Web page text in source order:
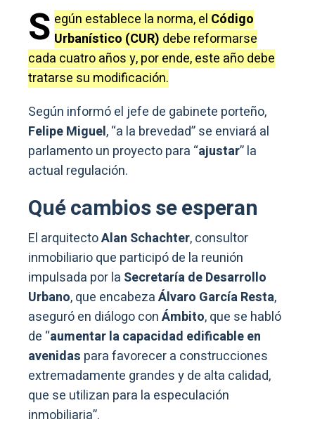
S egún establece la norma, el Código
Urbanístico (CUR) debe reformarse
cada cuatro años y, por ende, este año debe
tratarse su modificación.
Según informó el jefe de gabinete porteño,
Felipe Miguel, “a la brevedad” se enviará al
parlamento un proyecto para “ajustar” la
actual regulación.
Qué cambios se esperan
El arquitectoAlan Schachter, consultor
inmobiliario que participó de la reunión
impulsada por la Secretaría de Desarrollo
Urbano, que encabezaÁlvaro García Resta,
aseguró en diálogo conÁmbito, que se habló
de “aumentar la capacidad edificable en
avenidas para favorecer a construcciones
extremadamente grandes y de alta calidad,
que se utilizan para la especulación
inmobiliaria”.